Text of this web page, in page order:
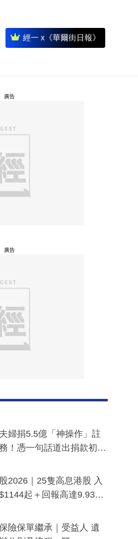
經一 x《華爾街日報》
廣告
廣告
婦捐5.5億「神操作」註
！憑一句話道出捐款初
誤當詐騙手段
2026｜25隻高息港股 入
起＋回報高達9.93
險保單繼承｜受益人 遺